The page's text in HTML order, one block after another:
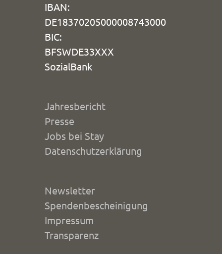
IBAN:
DE18370205000008743000
BIC:
BFSWDE33XXX
SozialBank
Jahresbericht
Presse
Jobs bei Stay
Datenschutzerklärung
Newsletter
Spendenbescheinigung
Impressum
Transparenz